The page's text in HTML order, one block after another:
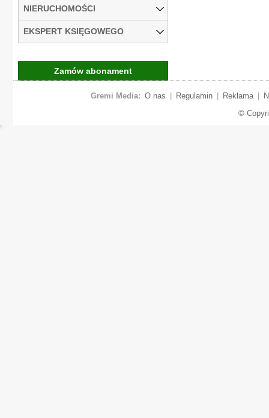
NIERUCHOMOŚCI
EKSPERT KSIĘGOWEGO
Zamów abonament
Gremi Media: O nas Regulamin Reklama
©